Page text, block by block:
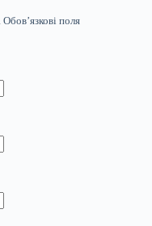
Обов’язкові поля